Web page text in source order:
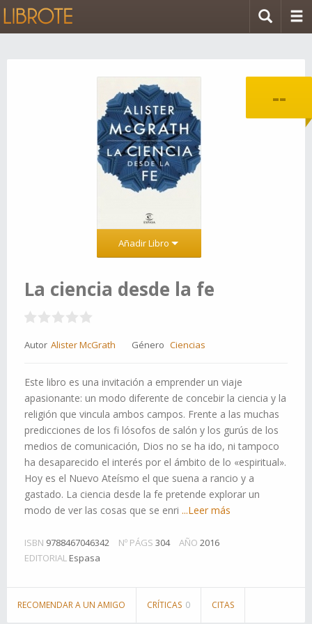
--
Añadir Libro
La ciencia desde la fe
Autor Alister McGrath Género Ciencias
Este libro es una invitación a emprender un viaje
apasionante: un modo diferente de concebir la ciencia y la
religión que vincula ambos campos. Frente a las muchas
predicciones de los fi lósofos de salón y los gurús de los
medios de comunicación, Dios no se ha ido, ni tampoco
ha desaparecido el interés por el ámbito de lo «espiritual».
Hoy es el Nuevo Ateísmo el que suena a rancio y a
gastado. La ciencia desde la fe pretende explorar un
modo de ver las cosas que se enri ...Leer más
ISBN 9788467046342 Nº PÁGS 304 AÑO 2016
EDITORIAL Espasa
RECOMENDAR A UN AMIGO CRÍTICAS 0 CITAS